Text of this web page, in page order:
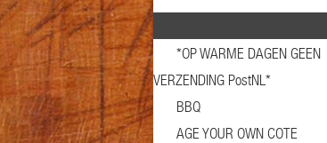
*OP WARME DAGEN GEEN
VERZENDING PostNL*
BBQ
AGE YOUR OWN COTE